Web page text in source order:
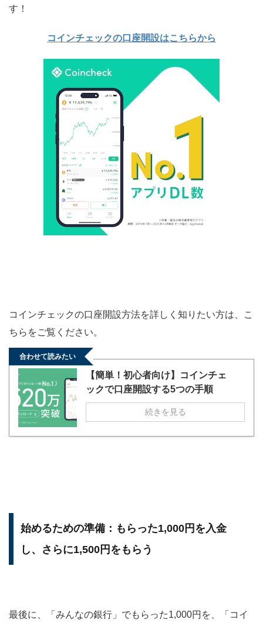
す！
コインチェックの口座開設はこちらから
コインチェックの口座開設方法を詳しく知りたい方は、こ
ちらをご覧ください。
合わせて読みたい
【簡単！初心者向け】コインチェ
ックで口座開設する5つの手順
続きを見る
始めるための準備：もらった1,000円を入金
し、さらに1,500円をもらう
最後に、「みんなの銀行」でもらった1,000円を、「コイ